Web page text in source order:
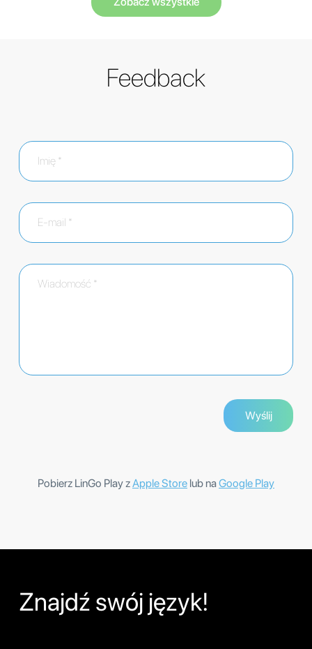
Feedback
Pobierz LinGo Play zApple Store lub naGoogle Play
Znajdź swój język!